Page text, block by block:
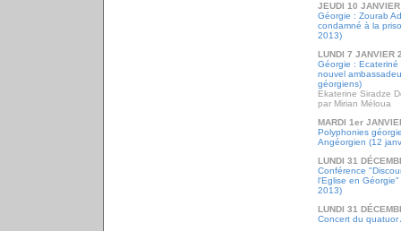
JEUDI 10
Géorgie : Zourab
condamné à la
2013)
LUNDI 7 JANVIER
Géorgie : Ecateriné
nouvel
géorgiens)
Ekaterine Siradze
par Mirian Méloua
MARDI 1er
Polyphonies
Angéorgien (12
LUNDI 31
Conférence
l'Eglise en
2013)
LUNDI 31
Concert du quatuor